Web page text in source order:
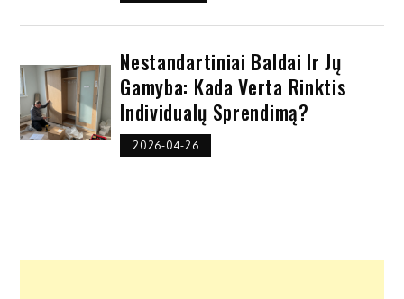
Nestandartiniai Baldai Ir Jų
Gamyba: Kada Verta Rinktis
Individualų Sprendimą?
2026-04-26